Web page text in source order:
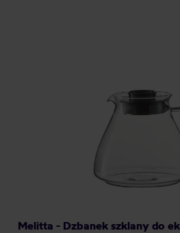
Melitta - Dzbanek szklany do